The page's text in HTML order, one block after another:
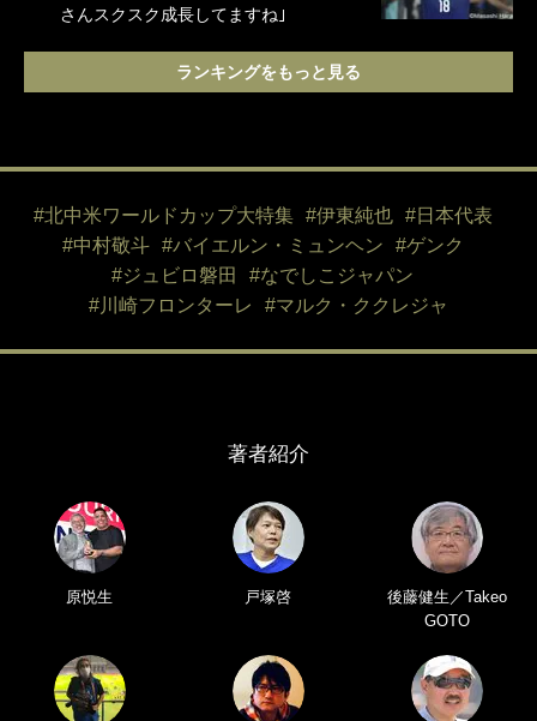
さんスクスク成長してますね｣
ランキングをもっと見る
#北中米ワールドカップ大特集 #伊東純也
#日本代表
#中村敬斗
#バイエルン・ミュンヘン
#ゲンク
#ジュビロ磐田
#なでしこジャパン
#川崎フロンターレ
#マルク・ククレジャ
著者紹介
原悦生 戸塚啓
後藤健生／Takeo
GOTO